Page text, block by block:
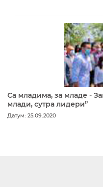
Са младима, за младе -
млади, сутра лидери”
Датум: 25.09.2020